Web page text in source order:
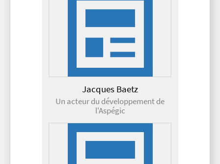
Jacques Baetz
Un acteur du développement de
l'Aspégic